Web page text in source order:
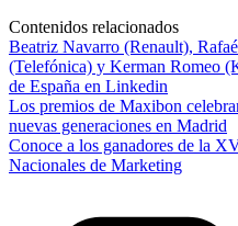
Contenidos relacionados
Beatriz Navarro (Renault),
(Telefónica) y Kerman Romeo
de España en Linkedin
Los premios de Maxibon
nuevas generaciones en Madrid
Conoce a los ganadores de la
Nacionales de Marketing